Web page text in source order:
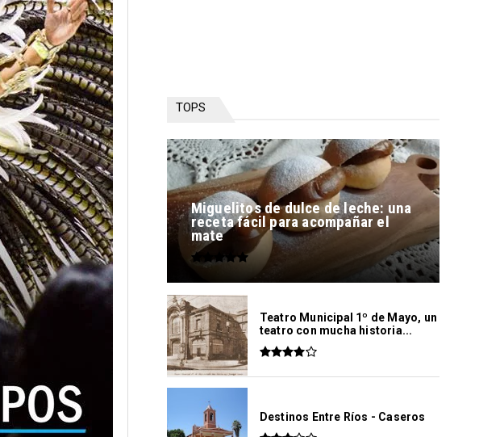
TOPS
Miguelitos de dulce de leche: una
receta fácil para acompañar el
mate
Teatro Municipal 1º de Mayo, un
teatro con mucha historia...
Destinos Entre Ríos - Caseros